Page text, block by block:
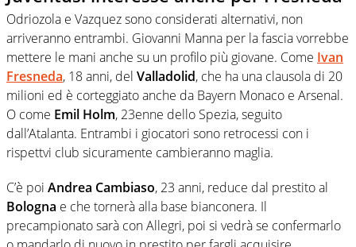
Odriozola e Vazquez sono considerati alternativi, non
arriveranno entrambi. Giovanni Manna per la fascia vorrebbe
mettere le mani anche su un profilo più giovane. Come Ivan
Fresneda, 18 anni, del Valladolid, che ha una clausola di 20
milioni ed è corteggiato anche da Bayern Monaco e Arsenal.
O come Emil Holm, 23enne dello Spezia, seguito
dall’Atalanta. Entrambi i giocatori sono retrocessi con i
rispettvi club sicuramente cambieranno maglia.
C’è poi Andrea Cambiaso, 23 anni, reduce dal prestito al
Bologna e che tornerà alla base bianconera. Il
precampionato sarà con Allegri, poi si vedrà se confermarlo